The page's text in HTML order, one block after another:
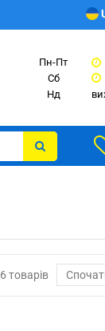
Пн-Пт
Сб
Нд
товарів